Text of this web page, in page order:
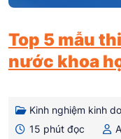
Top 5 mẫu
nước khoa
Kinh nghiệm kinh
15 phút đọc